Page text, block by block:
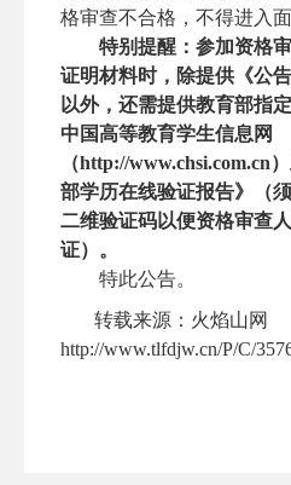
格审查不合格，不得进入面
特别提醒：参加资格
证明材料时，除提供《公
以外，还需提供教育部指
中国高等教育学生信息网
（http://www.chsi.com.cn
部学历在线验证报告》（
二维验证码以便资格审查
证）。
特此公告。
转载来源：火焰山网
http://www.tlfdjw.cn/P/C/